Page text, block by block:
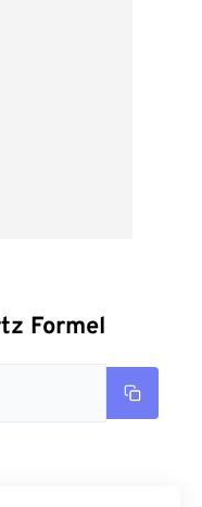
Formel